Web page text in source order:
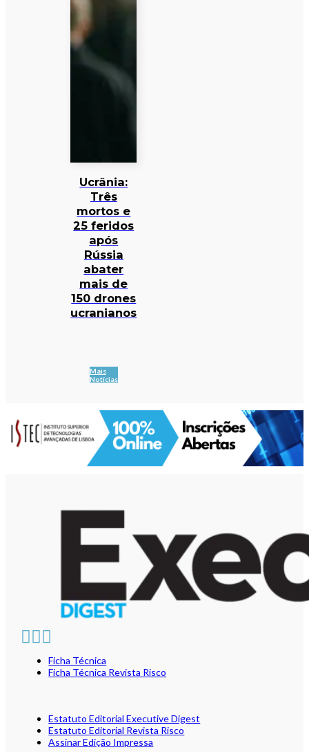
Ucrânia:
Três
mortos e
25 feridos
após
Rússia
abater
mais de
150 drones
ucranianos
Mais
Notícias
Ficha Técnica
Ficha Técnica Revista Risco
Estatuto Editorial Executive Digest
Estatuto Editorial Revista Risco
Assinar Edição Impressa